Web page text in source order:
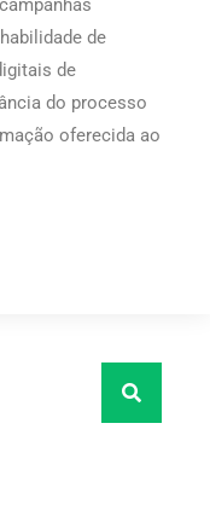
de
de
do processo
oferecida ao